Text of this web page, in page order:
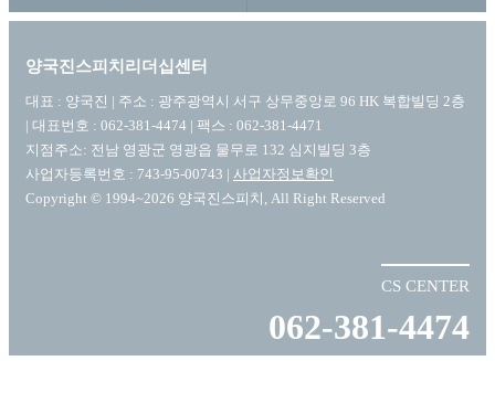
양국진스피치리더십센터
대표 : 양국진 | 주소 : 광주광역시 서구 상무중앙로 96 HK 복합빌딩 2층
| 대표번호 : 062-381-4474 | 팩스 : 062-381-4471
지점주소: 전남 영광군 영광읍 물무로 132 심지빌딩 3층
사업자등록번호 : 743-95-00743 | 사업자정보확인
Copyright © 1994~2026 양국진스피치, All Right Reserved
CS CENTER
062-381-4474